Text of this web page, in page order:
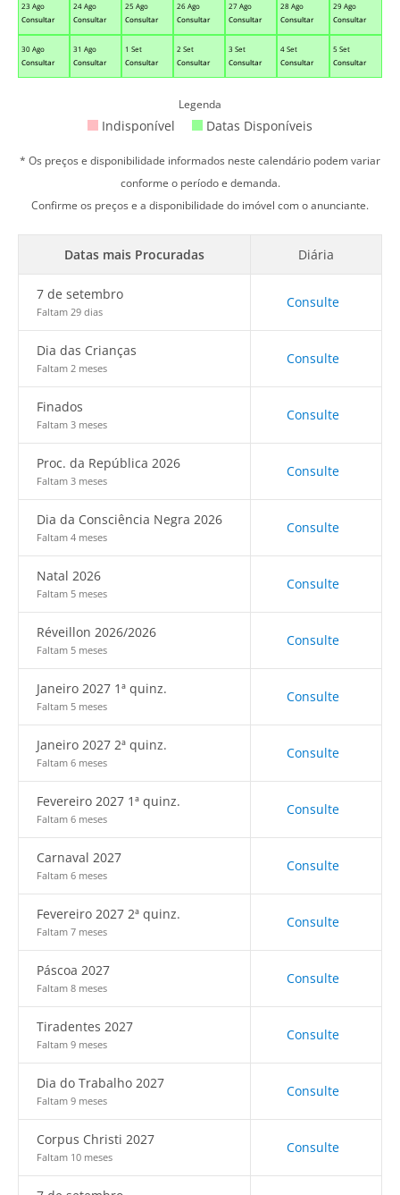
23 Ago
Consultar
24 Ago
Consultar
25 Ago
Consultar
26 Ago
Consultar
27 Ago
Consultar
28 Ago
Consultar
29 Ago
Consultar
30 Ago
Consultar
31 Ago
Consultar
1 Set
Consultar
2 Set
Consultar
3 Set
Consultar
4 Set
Consultar
5 Set
Consultar
Legenda
Indisponível Datas Disponíveis
* Os preços e disponibilidade informados neste calendário podem variar
conforme o período e demanda.
Confirme os preços e a disponibilidade do imóvel com o anunciante.
Datas mais Procuradas Diária
7 de setembro
Faltam 29 dias
Consulte
Dia das Crianças
Faltam 2 meses
Consulte
Finados
Faltam 3 meses
Consulte
Proc. da República 2026
Faltam 3 meses
Consulte
Dia da Consciência Negra 2026
Faltam 4 meses
Consulte
Natal 2026
Faltam 5 meses
Consulte
Réveillon 2026/2026
Faltam 5 meses
Consulte
Janeiro 2027 1ª quinz.
Faltam 5 meses
Consulte
Janeiro 2027 2ª quinz.
Faltam 6 meses
Consulte
Fevereiro 2027 1ª quinz.
Faltam 6 meses
Consulte
Carnaval 2027
Faltam 6 meses
Consulte
Fevereiro 2027 2ª quinz.
Faltam 7 meses
Consulte
Páscoa 2027
Faltam 8 meses
Consulte
Tiradentes 2027
Faltam 9 meses
Consulte
Dia do Trabalho 2027
Faltam 9 meses
Consulte
Corpus Christi 2027
Faltam 10 meses
Consulte